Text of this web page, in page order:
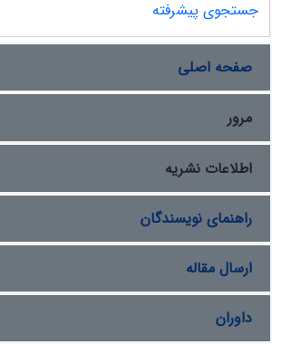
جستجوی پیشرفته
صفحه اصلی
مرور
اطلاعات نشریه
راهنمای نویسندگان
ارسال مقاله
داوران